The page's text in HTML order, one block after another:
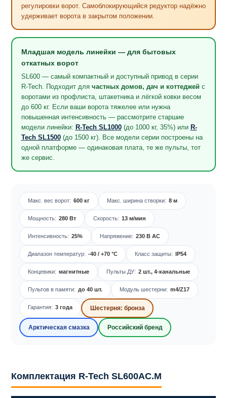
регулировки ворот. Самоблокирующийся редуктор надёжно
удерживает ворота в закрытом положении.
Младшая модель линейки — для бытовых
откатных ворот
SL600 — самый компактный и доступный привод в серии
R-Tech. Подходит для частных домов, дач и коттеджей с
воротами из профлиста, штакетника и лёгкой ковки весом
до 600 кг. Если ваши ворота тяжелее или нужна
повышенная интенсивность — рассмотрите старшие
модели линейки: R-Tech SL1000(до 1000 кг, 35%) или R-
Tech SL1500(до 1500 кг). Все модели серии построены на
одной платформе — одинаковая плата, те же пульты, тот
же сервис.
Макс. вес ворот: 600 кг Макс. ширина створки: 8 м
Мощность: 280 Вт Скорость: 13 м/мин
Интенсивность: 25% Напряжение: 230 В AC
Диапазон температур: -40 / +70 °C Класс защиты: IP54
Концевики: магнитные Пульты ДУ: 2 шт., 4-канальные
Пультов в памяти: до 40 шт. Модуль шестерни: m4/Z17
Гарантия: 3 года Шестерня: бронза
Арктическая смазка Российский бренд
Комплектация R-Tech SL600AC.M